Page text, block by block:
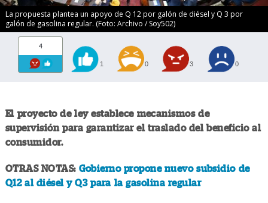
La propuesta plantea un apoyo de Q 12 por galón de diésel y Q 3 por
galón de gasolina regular. (Foto: Archivo / Soy502)
4
1 0 3 0
El proyecto de ley establece mecanismos de
supervisión para garantizar el traslado del beneficio al
consumidor.
OTRAS NOTAS: Gobierno propone nuevo subsidio de
Q12 al diésel y Q3 para la gasolina regular